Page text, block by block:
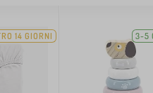
14 GIORNI 3-5